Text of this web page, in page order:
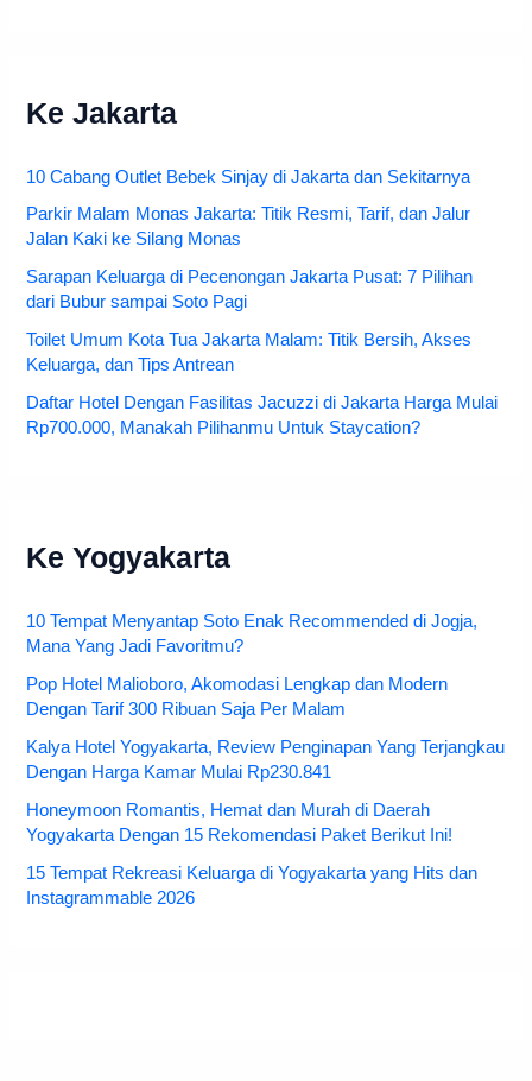
Ke Jakarta
10 Cabang Outlet Bebek Sinjay di Jakarta dan Sekitarnya
Parkir Malam Monas Jakarta: Titik Resmi, Tarif, dan Jalur
Jalan Kaki ke Silang Monas
Sarapan Keluarga di Pecenongan Jakarta Pusat: 7 Pilihan
dari Bubur sampai Soto Pagi
Toilet Umum Kota Tua Jakarta Malam: Titik Bersih, Akses
Keluarga, dan Tips Antrean
Daftar Hotel Dengan Fasilitas Jacuzzi di Jakarta Harga Mulai
Rp700.000, Manakah Pilihanmu Untuk Staycation?
Ke Yogyakarta
10 Tempat Menyantap Soto Enak Recommended di Jogja,
Mana Yang Jadi Favoritmu?
Pop Hotel Malioboro, Akomodasi Lengkap dan Modern
Dengan Tarif 300 Ribuan Saja Per Malam
Kalya Hotel Yogyakarta, Review Penginapan Yang Terjangkau
Dengan Harga Kamar Mulai Rp230.841
Honeymoon Romantis, Hemat dan Murah di Daerah
Yogyakarta Dengan 15 Rekomendasi Paket Berikut Ini!
15 Tempat Rekreasi Keluarga di Yogyakarta yang Hits dan
Instagrammable 2026